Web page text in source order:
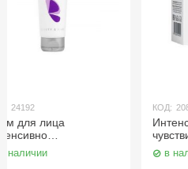
КОД:
Интенсивный крем для
чувствительной кожи с
в наличии